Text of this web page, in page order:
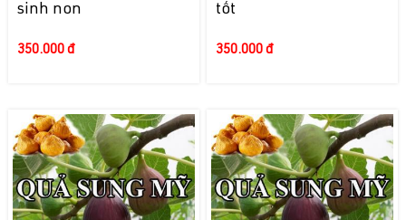
sinh non
350.000 đ
tốt
350.000 đ